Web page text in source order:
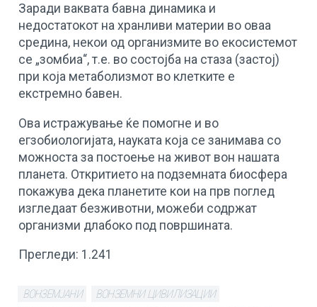
Заради ваквата бавна динамика и
недостатокот на хранливи материи во оваа
средина, некои од организмите во екосистемот
се „зомбиа“, т.е. во состојба на стаза (застој)
при која метаболизмот во клетките е
екстремно бавен.
Ова истражување ќе помогне и во
егзобиологијата, науката која се занимава со
можноста за постоење на живот вон нашата
планета. Откритието на подземната биосфера
покажува дека планетите кои на прв поглед
изгледаат безживотни, можеби содржат
организми длабоко под површината.
Прегледи: 1.241
ВОНЗЕМЈАНИ
ВОНЗЕМНИ ЦИВИЛИЗАЦИИ